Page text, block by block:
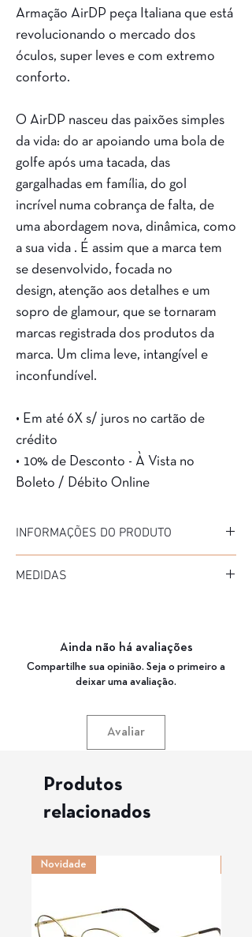
Armação AirDP peça Italiana que está
revolucionando o mercado dos
óculos, super leves e com extremo
conforto.
O AirDP nasceu das paixões simples
da vida: do ar apoiando uma bola de
golfe após uma tacada, das
gargalhadas em família, do gol
incrível numa cobrança de falta, de
uma abordagem nova, dinâmica, como
a sua vida . É assim que a marca tem
se desenvolvido, focada no
design, atenção aos detalhes e um
sopro de glamour, que se tornaram
marcas registrada dos produtos da
marca. Um clima leve, intangível e
inconfundível.
• Em até 6X s/ juros no cartão de
crédito
• 10% de Desconto - À Vista no
Boleto / Débito Online
INFORMAÇÕES DO PRODUTO
Modelo: DIEGUITO
Garantia: 3 Meses
MEDIDAS
Ainda não há avaliações
Compartilhe sua opinião. Seja o primeiro a
deixar uma avaliação.
Avaliar
Produtos
relacionados
Novidade